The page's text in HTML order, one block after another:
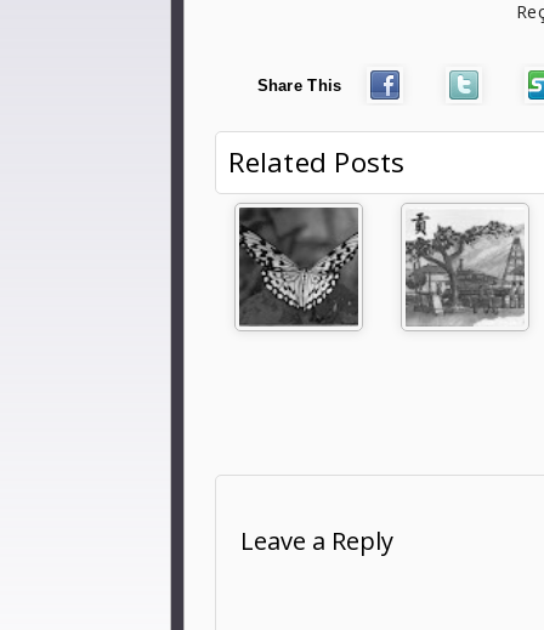
Share This
Related Posts
Leave a Reply